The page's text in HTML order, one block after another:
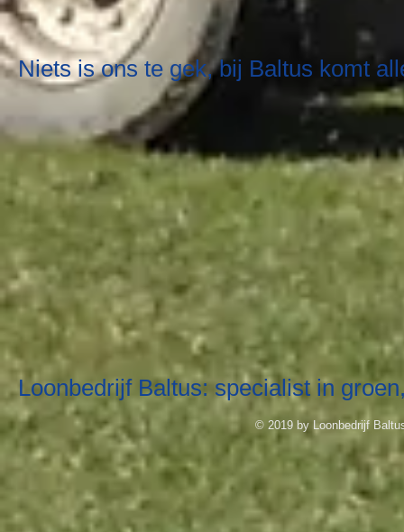
Niets is ons te gek, bij Baltus komt
Loonbedrijf Baltus: specialist in
© 2019 by Loonbedrijf